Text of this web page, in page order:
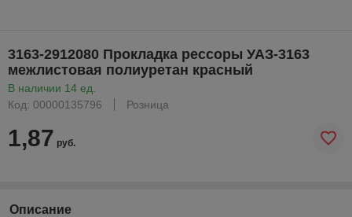
3163-2912080 Прокладка рессоры УАЗ-3163
межлистовая полиуретан красный
В наличии 14 ед.
Код: 00000135796
Розница
1,87 руб.
Описание